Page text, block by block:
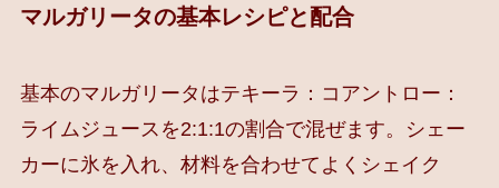
マルガリータの基本レシピと配合
基本のマルガリータはテキーラ：コアントロー：
ライムジュースを2:1:1の割合で混ぜます。シェー
カーに氷を入れ、材料を合わせてよくシェイク